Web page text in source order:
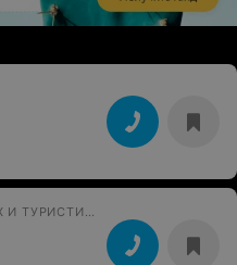
ИНТЕРНЕТ-МАГАЗИН РЫБОЛОВНЫХ И ТУРИСТИЧЕСКИХ ТОВАРОВ